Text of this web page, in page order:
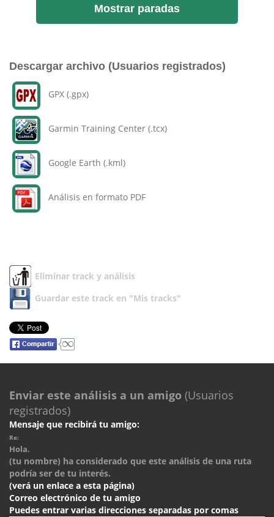
Mostrar paradas
Descargar archivo (Usuarios registrados)
GPX (.gpx)
Garmin Training Center (.tcx)
Google Earth (.kml)
Análisis en formato PDF
Eliminar track y análisis
Guardar este track en "Mis tracks"
Enviar este análisis a un amigo (Usuarios
registrados)
Mensaje que recibirá tu amigo:
Re:
Hola.
(tu nombre) ha considerado que este análisis de una ruta
podría ser de tu interés.
(verá un enlace a esta página)
Correo electrónico de tu amigo
Puedes entrar varias direcciones separadas por comas